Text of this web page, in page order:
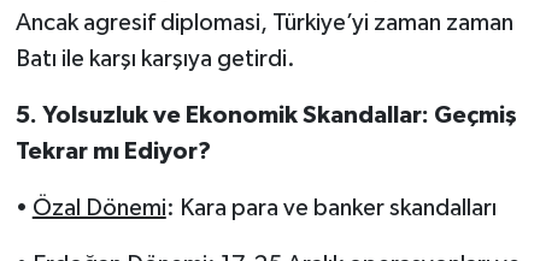
Ancak agresif diplomasi, Türkiye’yi zaman zaman
Batı ile karşı karşıya getirdi.
5. Yolsuzluk ve Ekonomik Skandallar: Geçmiş
Tekrar mı Ediyor?
• Özal Dönemi: Kara para ve banker skandalları